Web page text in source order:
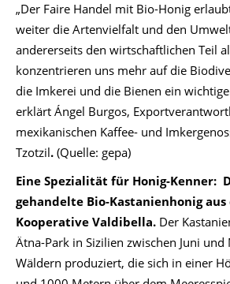
„Der Faire Handel mit Bio-Honig
weiter die Artenvielfalt und den
andererseits den wirtschaftlichen Teil
konzentrieren uns mehr auf die
die Imkerei und die Bienen ein
erklärt Ángel Burgos,
mexikanischen Kaffee- und
Tzotzil. (Quelle: gepa)
Eine Spezialität für Honig-Kenner:
gehandelte Bio-Kastanienhonig
Kooperative Valdibella. Der
Ätna-Park in Sizilien zwischen Juni und
Wäldern produziert, die sich in einer